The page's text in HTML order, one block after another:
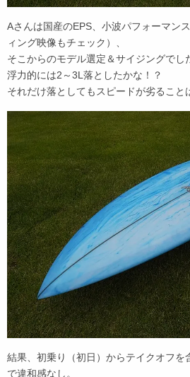
Aさんは国産のEPS、小波パフォーマン
ィング映像もチェック）、
そこからのモデル選定＆サイジングでし
浮力的には2～3L落としたかな！？
それだけ落としてもスピードが劣ること
結果、初乗り（初日）からテイクオフを
で違和感なし。